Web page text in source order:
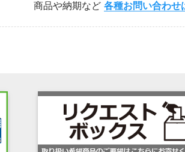
商品や納期など 各種お問い合わせ